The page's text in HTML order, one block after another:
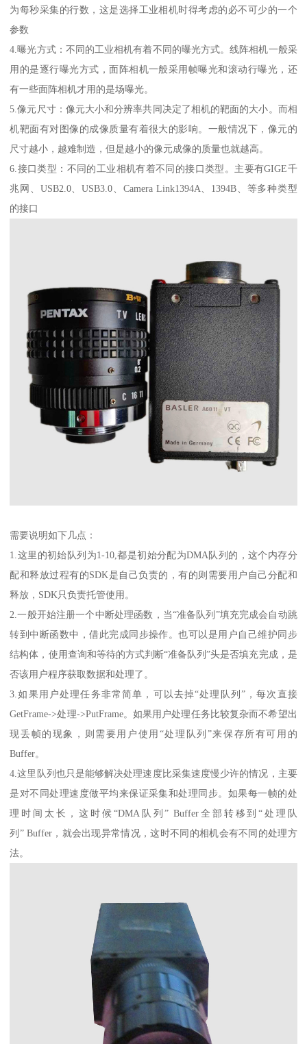
为每秒采集的行数，这是选择工业相机时得考虑的必不可少的一个
参数
4.曝光方式：不同的工业相机有着不同的曝光方式。线阵相机一般采
用的是逐行曝光方式，面阵相机一般采用帧曝光和滚动行曝光，还
有一些面阵相机才用的是场曝光。
5.像元尺寸：像元大小和分辨率共同决定了相机的靶面的大小。而相
机靶面有对图像的成像质量有着很大的影响。一般情况下，像元的
尺寸越小，越难制造，但是越小的像元成像的质量也就越高。
6.接口类型：不同的工业相机有着不同的接口类型。主要有GIGE千
兆网、USB2.0、USB3.0、Camera Link1394A、1394B、等多种类型
的接口
需要说明如下几点：
1.这里的初始队列为1-10,都是初始分配为DMA队列的，这个内存分
配和释放过程有的SDK是自己负责的，有的则需要用户自己分配和
释放，SDK只负责托管使用。
2.一般开始注册一个中断处理函数，当“准备队列”填充完成会自动跳
转到中断函数中，借此完成同步操作。也可以是用户自己维护同步
结构体，使用查询和等待的方式判断“准备队列”头是否填充完成，是
否该用户程序获取数据和处理了。
3.如果用户处理任务非常简单，可以去掉“处理队列”，每次直接
GetFrame->处理->PutFrame。如果用户处理任务比较复杂而不希望出
现丢帧的现象，则需要用户使用“处理队列”来保存所有可用的
Buffer。
4.这里队列也只是能够解决处理速度比采集速度慢少许的情况，主要
是对不同处理速度做平均来保证采集和处理同步。如果每一帧的处
理时间太长，这时候“DMA队列” Buffer全部转移到“处理队
列” Buffer，就会出现异常情况，这时不同的相机会有不同的处理方
法。